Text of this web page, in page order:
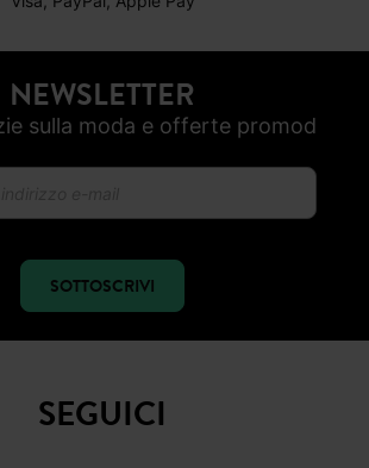
NEWSLETTER
sulla moda e offerte promod
SOTTOSCRIVI
SEGUICI